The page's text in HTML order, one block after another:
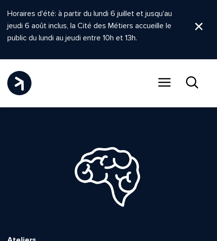
Horaires d'été: à partir du lundi 6 juillet et jusqu'au
jeudi 6 août inclus, la Cité des Métiers accueille le
public du lundi au jeudi entre 10h et 13h.